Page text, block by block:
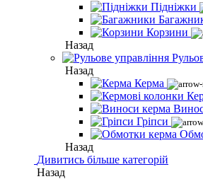
Підніжки
Корзини
Назад
Назад
Керма
Гріпси
Назад
Дивитись більше категорій
Назад